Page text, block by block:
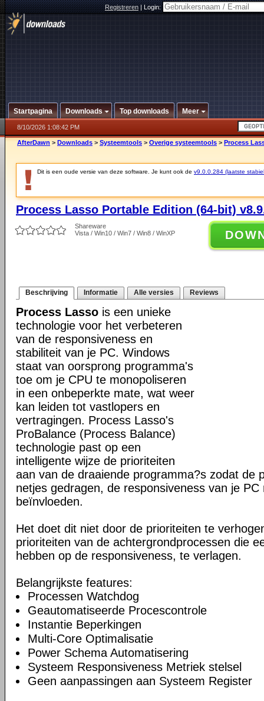
Registreren|Login:
Startpagina Downloads Top downloads Meer
8/10/2026 1:08:42 PM
AfterDawn > Downloads > Systeemtools > Overige systeemtools > Process
Dit is een oude versie van deze software. Je kunt ook de v9.0.0.284 (laatste
Process Lasso Portable Edition (64-bit)
Shareware
Vista / Win10 / Win7 / Win8 / WinXP
Beschrijving Informatie Alle versies Reviews
Process Lasso is een unieke
technologie voor het verbeteren
van de responsiveness en
stabiliteit van je PC. Windows
staat van oorsprong programma's
toe om je CPU te monopoliseren
in een onbeperkte mate, wat weer
kan leiden tot vastlopers en
vertragingen. Process Lasso's
ProBalance (Process Balance)
technologie past op een
intelligente wijze de prioriteiten
aan van de draaiende programma?s zodat de
netjes gedragen, de responsiveness van je PC
beïnvloeden.
Het doet dit niet door de prioriteiten te
prioriteiten van de achtergrondprocessen die
hebben op de responsiveness, te verlagen.
Belangrijkste features:
Processen Watchdog
Geautomatiseerde Procescontrole
Instantie Beperkingen
Multi-Core Optimalisatie
Power Schema Automatisering
Systeem Responsiveness Metriek stelsel
Geen aanpassingen aan Systeem Register